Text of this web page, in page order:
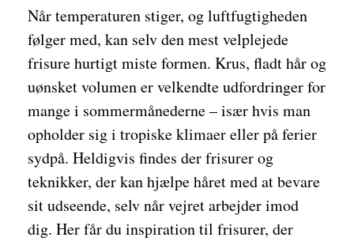
Når temperaturen stiger, og luftfugtigheden
følger med, kan selv den mest velplejede
frisure hurtigt miste formen. Krus, fladt hår og
uønsket volumen er velkendte udfordringer for
mange i sommermånederne – især hvis man
opholder sig i tropiske klimaer eller på ferier
sydpå. Heldigvis findes der frisurer og
teknikker, der kan hjælpe håret med at bevare
sit udseende, selv når vejret arbejder imod
dig. Her får du inspiration til frisurer, der